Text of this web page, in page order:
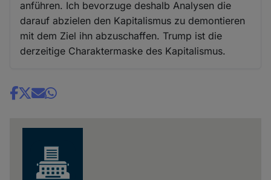
anführen. Ich bevorzuge deshalb Analysen die
darauf abzielen den Kapitalismus zu demontieren
mit dem Ziel ihn abzuschaffen. Trump ist die
derzeitige Charaktermaske des Kapitalismus.
Share